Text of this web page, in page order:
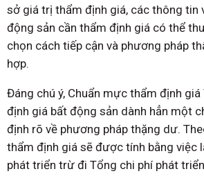
sở giá trị thẩm định giá, các thông tin
động sản cần thẩm định giá có thể
chọn cách tiếp cận và phương pháp
hợp.
Đáng chú ý, Chuẩn mực thẩm định
định giá bất động sản dành hẳn một
định rõ về phương pháp thặng dư.
thẩm định giá sẽ được tính bằng việc
phát triển trừ đi Tổng chi phí phát